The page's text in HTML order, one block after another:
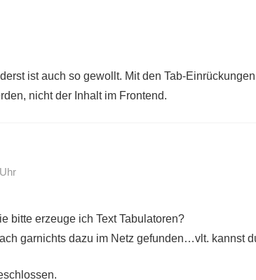
ist auch so gewollt. Mit den Tab-
nicht der Inhalt im Frontend.
bitte erzeuge ich Text Tabulatoren?
garnichts dazu im Netz gefunden…vlt. kannst